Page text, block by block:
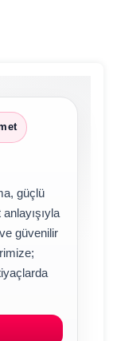
güçlü
güvenilir